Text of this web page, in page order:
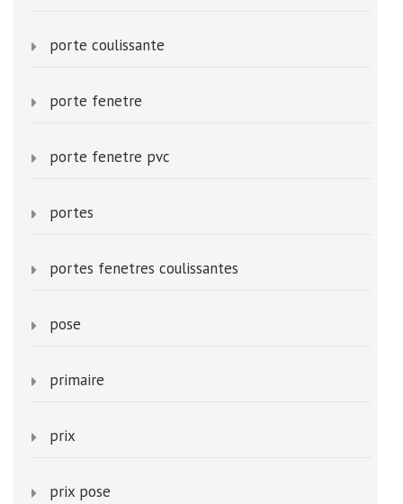
porte coulissante
porte fenetre
porte fenetre pvc
portes
portes fenetres coulissantes
pose
primaire
prix
prix pose